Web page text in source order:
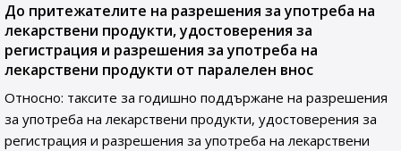
До притежателите на разрешения за употреба на
лекарствени продукти, удостоверения за
регистрация и разрешения за употреба на
лекарствени продукти от паралелен внос
Относно: таксите за годишно поддържане на разрешения
за употреба на лекарствени продукти, удостоверения за
регистрация и разрешения за употреба на лекарствени